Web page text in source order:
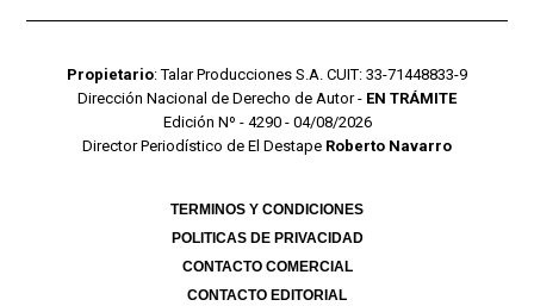
Propietario: Talar Producciones S.A. CUIT: 33-71448833-9
Dirección Nacional de Derecho de Autor - EN TRÁMITE
Edición Nº - 4290 - 04/08/2026
Director Periodístico de El Destape Roberto Navarro
TERMINOS Y CONDICIONES
POLITICAS DE PRIVACIDAD
CONTACTO COMERCIAL
CONTACTO EDITORIAL